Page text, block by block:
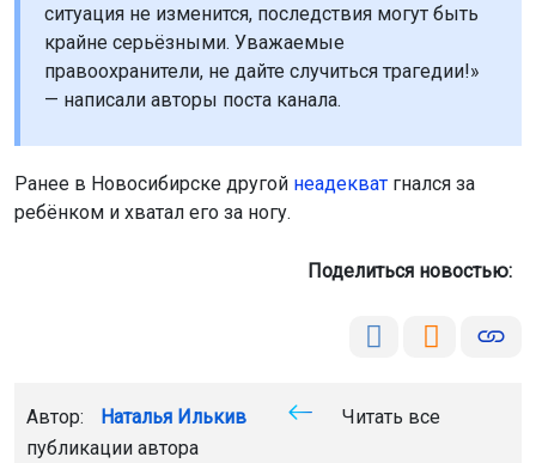
ситуация не изменится, последствия могут быть
крайне серьёзными. Уважаемые
правоохранители, не дайте случиться трагедии!»
— написали авторы поста канала.
Ранее в Новосибирске другой неадекват гнался за
ребёнком и хватал его за ногу.
Поделиться новостью:
Автор: Наталья Илькив
Читать все
публикации автора